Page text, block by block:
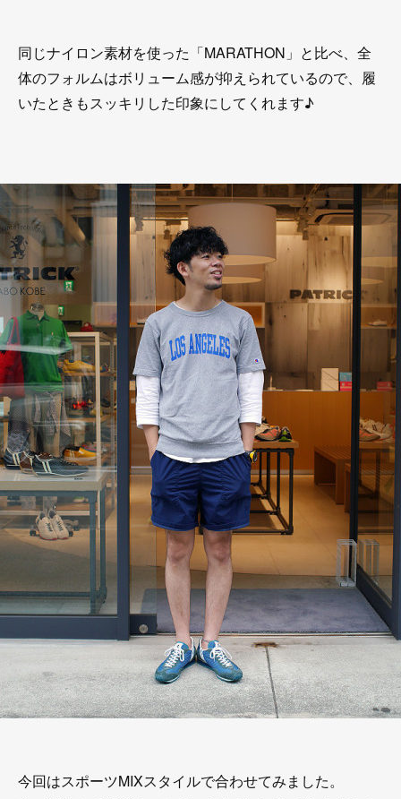
同じナイロン素材を使った「MARATHON」と比べ、全
体のフォルムはボリューム感が抑えられているので、履
いたときもスッキリした印象にしてくれます♪
今回はスポーツMIXスタイルで合わせてみました。